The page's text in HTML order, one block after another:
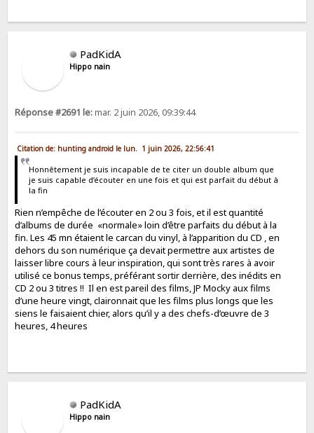
PadKidA
Hippo nain
Réponse #2691 le:mar. 2 juin 2026, 09:39:44
Citation de: hunting android le lun. 1 juin 2026, 22:56:41
Honnêtement je suis incapable de te citer un double album que
je suis capable d’écouter en une fois et qui est parfait du début à
la fin
Rien n’empêche de l’écouter en 2 ou 3 fois, et il est quantité
d’albums de durée «normale» loin d’être parfaits du début à la
fin. Les 45 mn étaient le carcan du vinyl, à l’apparition du CD , en
dehors du son numérique ça devait permettre aux artistes de
laisser libre cours à leur inspiration, qui sont très rares à avoir
utilisé ce bonus temps, préférant sortir derrière, des inédits en
CD 2 ou 3 titres !! Il en est pareil des films, JP Mocky aux films
d’une heure vingt, claironnait que les films plus longs que les
siens le faisaient chier, alors qu’il y a des chefs-d’œuvre de 3
heures, 4 heures
PadKidA
Hippo nain